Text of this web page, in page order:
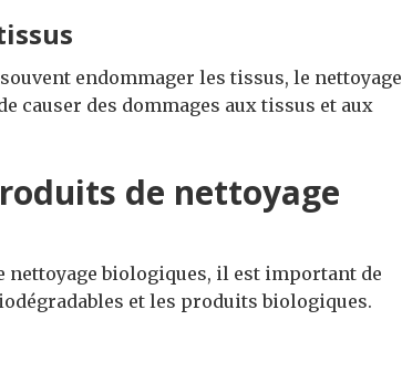
endommager les tissus, le nettoyage
causer des dommages aux tissus et aux
de nettoyage
nettoyage biologiques, il est important de
et les produits biologiques.